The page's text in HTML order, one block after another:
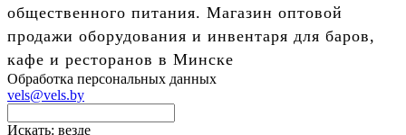
общественного питания. Магазин оптовой
продажи оборудования и инвентаря для баров,
кафе и ресторанов в Минске
Обработка персональных данных
vels@vels.by
Искать: везде